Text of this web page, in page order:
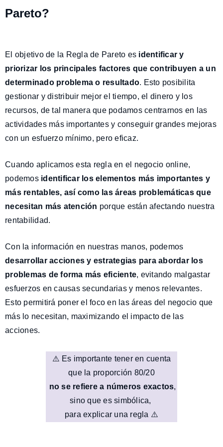
Pareto?
El objetivo de la Regla de Pareto es identificar y
priorizar los principales factores que contribuyen a un
determinado problema o resultado. Esto posibilita
gestionar y distribuir mejor el tiempo, el dinero y los
recursos, de tal manera que podamos centrarnos en las
actividades más importantes y conseguir grandes mejoras
con un esfuerzo mínimo, pero eficaz.
Cuando aplicamos esta regla en el negocio online,
podemosidentificar los elementos más importantes y
más rentables, así como las áreas problemáticas que
necesitan más atención porque están afectando nuestra
rentabilidad.
Con la información en nuestras manos, podemos
desarrollar acciones y estrategias para abordar los
problemas de forma más eficiente, evitando malgastar
esfuerzos en causas secundarias y menos relevantes.
Esto permitirá poner el foco en las áreas del negocio que
más lo necesitan, maximizando el impacto de las
acciones.
⚠️ Es importante tener en cuenta
que la proporción 80/20
no se refiere a números exactos,
sino que es simbólica,
para explicar una regla ⚠️